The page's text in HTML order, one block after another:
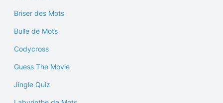
Briser des Mots
Bulle de Mots
Codycross
Guess The Movie
Jingle Quiz